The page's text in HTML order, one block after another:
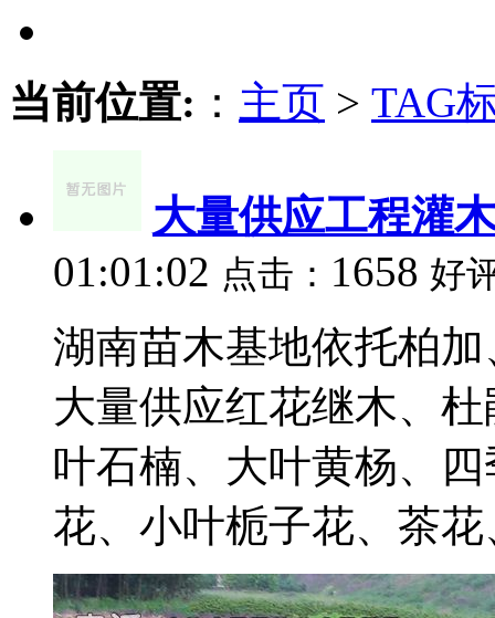
当前位置: ： 主页 > TAG
大量供应工程灌
01:01:02 点击： 1658 好
湖南苗木基地依托柏
大量供应红花继木、
叶石楠、大叶黄杨、
花、小叶栀子花、茶花